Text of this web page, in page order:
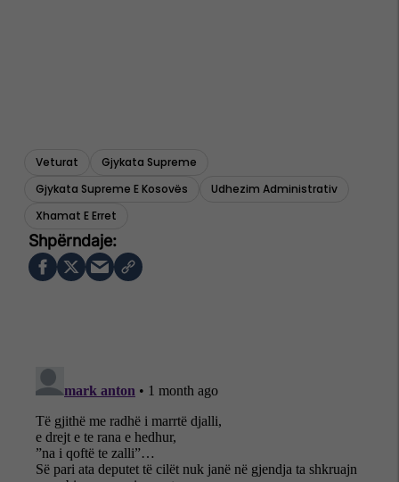
Veturat
Gjykata Supreme
Gjykata Supreme E Kosovës
Udhezim Administrativ
Xhamat E Erret